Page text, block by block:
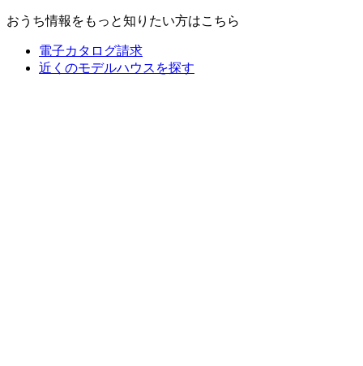
おうち情報をもっと知りたい方はこちら
電子カタログ請求
近くのモデルハウスを探す